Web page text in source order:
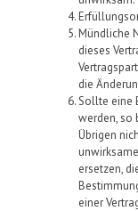
Mündliche
dieses
die
Sollte eine
werden, so
Übrigen
ersetzen,
einer